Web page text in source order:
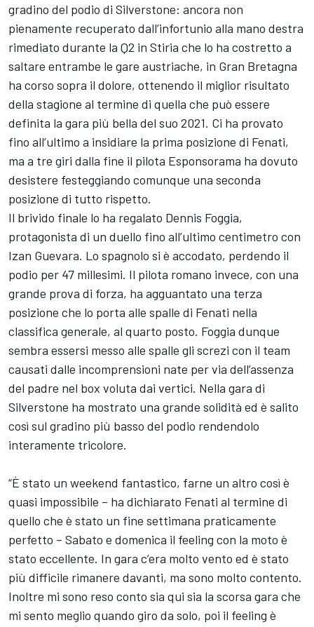
gradino del podio di Silverstone: ancora non
pienamente recuperato dall’infortunio alla mano destra
rimediato durante la Q2 in Stiria che lo ha costretto a
saltare entrambe le gare austriache, in Gran Bretagna
ha corso sopra il dolore, ottenendo il miglior risultato
della stagione al termine di quella che può essere
definita la gara più bella del suo 2021. Ci ha provato
fino all’ultimo a insidiare la prima posizione di Fenati,
ma a tre giri dalla fine il pilota Esponsorama ha dovuto
desistere festeggiando comunque una seconda
posizione di tutto rispetto.
Il brivido finale lo ha regalato Dennis Foggia,
protagonista di un duello fino all’ultimo centimetro con
Izan Guevara. Lo spagnolo si è accodato, perdendo il
podio per 47 millesimi. Il pilota romano invece, con una
grande prova di forza, ha agguantato una terza
posizione che lo porta alle spalle di Fenati nella
classifica generale, al quarto posto. Foggia dunque
sembra essersi messo alle spalle gli screzi con il team
causati dalle incomprensioni nate per via dell’assenza
del padre nel box voluta dai vertici. Nella gara di
Silverstone ha mostrato una grande solidità ed è salito
così sul gradino più basso del podio rendendolo
interamente tricolore.
“È stato un weekend fantastico, farne un altro così è
quasi impossibile – ha dichiarato Fenati al termine di
quello che è stato un fine settimana praticamente
perfetto – Sabato e domenica il feeling con la moto è
stato eccellente. In gara c’era molto vento ed è stato
più difficile rimanere davanti, ma sono molto contento.
Inoltre mi sono reso conto sia qui sia la scorsa gara che
mi sento meglio quando giro da solo, poi il feeling è